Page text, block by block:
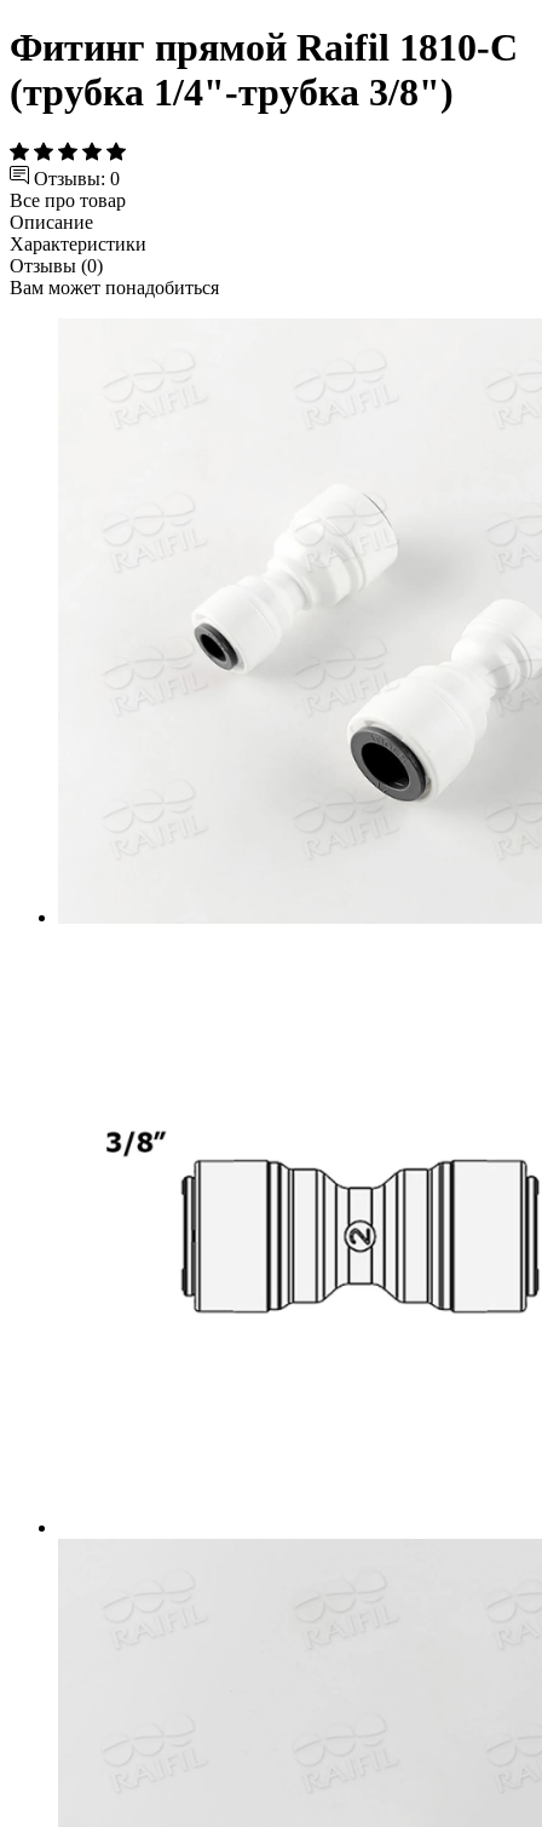
Фитинг прямой Raifil 1810-C
(трубка 1/4"-трубка 3/8")
Отзывы: 0
Все про товар
Описание
Характеристики
Отзывы (0)
Вам может понадобиться